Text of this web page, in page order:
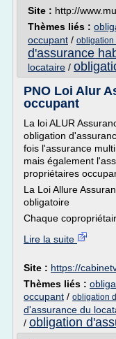
Site : http://
Thèmes liés :
occupant / obligation
d'assurance
locataire /
PNO Loi Alur
occupant
La loi ALUR
obligation
fois l'assurance
mais également
propriétaires
La Loi Allure
obligatoire
Chaque
Lire la suite
Site : https://
Thèmes liés :
occupant / obligation
d'assurance du
/ obligation